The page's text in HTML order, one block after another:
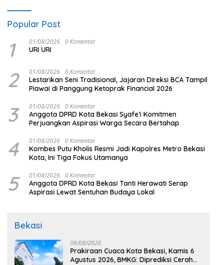
Popular Post
1 01/08/2026 0 Komentar
URI URI
2 01/08/2026 0 Komentar
Lestarikan Seni Tradisional, Jajaran Direksi BCA Tampil
Piawai di Panggung Ketoprak Financial 2026
3 01/08/2026 0 Komentar
Anggota DPRD Kota Bekasi Syafe’i Komitmen
Perjuangkan Aspirasi Warga Secara Bertahap
4 01/08/2026 0 Komentar
Kombes Putu Kholis Resmi Jadi Kapolres Metro Bekasi
Kota, Ini Tiga Fokus Utamanya
5 01/08/2026 0 Komentar
Anggota DPRD Kota Bekasi Tanti Herawati Serap
Aspirasi Lewat Sentuhan Budaya Lokal
Bekasi
06/08/2026
Prakiraan Cuaca Kota Bekasi, Kamis 6
Agustus 2026, BMKG: Diprediksi Cerah